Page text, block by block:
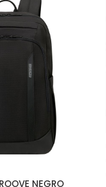
NEGRO